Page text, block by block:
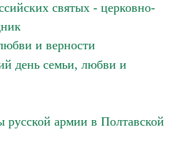
святых - церковно-
и верности
день семьи, любви и
русской армии в Полтавской